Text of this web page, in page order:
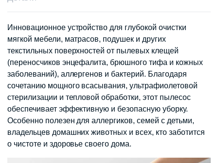
Инновационное устройство для глубокой очистки
мягкой мебели, матрасов, подушек и других
текстильных поверхностей от пылевых клещей
(переносчиков энцефалита, брюшного тифа и кожных
заболеваний), аллергенов и бактерий. Благодаря
сочетанию мощного всасывания, ультрафиолетовой
стерилизации и тепловой обработки, этот пылесос
обеспечивает эффективную и безопасную уборку.
Особенно полезен для аллергиков, семей с детьми,
владельцев домашних животных и всех, кто заботится
о чистоте и здоровье своего дома.